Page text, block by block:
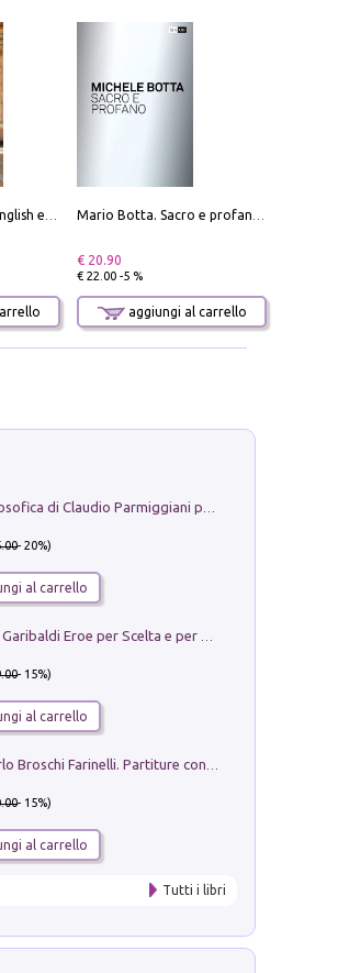
€ 20.90
€ 22.00 -5 %
aggiungi al carrello
- 20%)
al carrello
- 15%)
al carrello
- 15%)
al carrello
Tutti i libri